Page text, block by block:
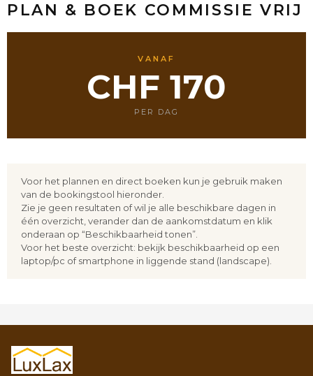
PLAN & BOEK COMMISSIE VRIJ
VANAF
CHF 170
PER DAG
Voor het plannen en direct boeken kun je gebruik maken
van de bookingstool hieronder.
Zie je geen resultaten of wil je alle beschikbare dagen in
één overzicht, verander dan de aankomstdatum en klik
onderaan op “Beschikbaarheid tonen”.
Voor het beste overzicht: bekijk beschikbaarheid op een
laptop/pc of smartphone in liggende stand (landscape).